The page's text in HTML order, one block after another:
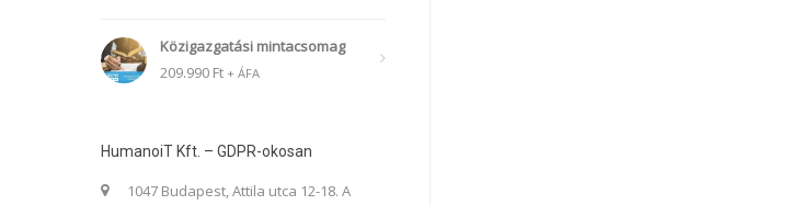
Közigazgatási mintacsomag
209.990 Ft + ÁFA
HumanoiT Kft. – GDPR-okosan
1047 Budapest, Attila utca 12-18. A